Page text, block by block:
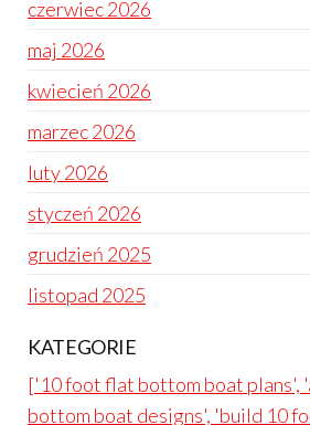
czerwiec 2026
maj 2026
kwiecień 2026
marzec 2026
luty 2026
styczeń 2026
grudzień 2025
listopad 2025
KATEGORIE
['10 foot flat bottom boat plans',
bottom boat designs', 'build 10